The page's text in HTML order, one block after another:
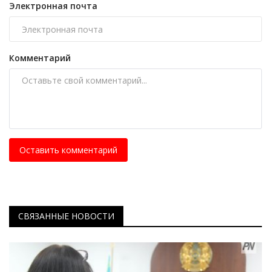
Электронная почта
Комментарий
Оставить комментарий
СВЯЗАННЫЕ НОВОСТИ